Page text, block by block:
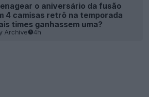
o aniversário da fusão
4 camisas retrô na temporada
times ganhassem uma?
Archive 4h